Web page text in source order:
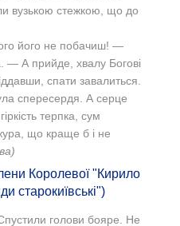
вузькою стежкою, що до
його не побачиш! —
— А прийде, хвалу Богові
спати завалиться.
спересердя. А серце
терпка, сум
що краще б і не
Королевої "Кирило
старокиївські")
голови бояре. Не